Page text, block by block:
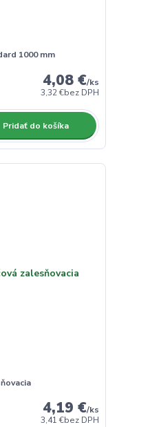
1000 mm
4,08 €/ks
3,32 €bez DPH
Pridať do košíka
4,19 €/ks
3,41 €bez DPH